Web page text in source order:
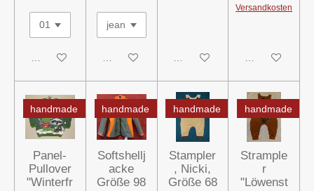
In den Warenkorb In den Warenkorb In den Warenkorb
Versandkosten
In den
handmade
Panel-
Pullover
"Winterfr
handmade
Softshellj
acke
Größe 98
handmade
Stampler
, Nicki,
Größe 68
handmade
Strample
r
"Löwenst